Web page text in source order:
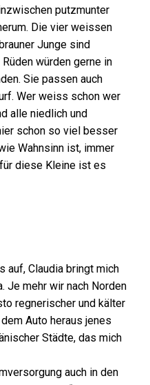
putzmunter
Die vier weissen
Junge sind
würden gerne in
Sie passen auch
Wer weiss schon wer
alle niedlich und
schon so viel besser
Wahnsinn ist, immer
diese Kleine ist es
auf, Claudia bringt mich
Je mehr wir nach Norden
regnerischer und kälter
Auto heraus jenes
Städte, das mich
auch in den